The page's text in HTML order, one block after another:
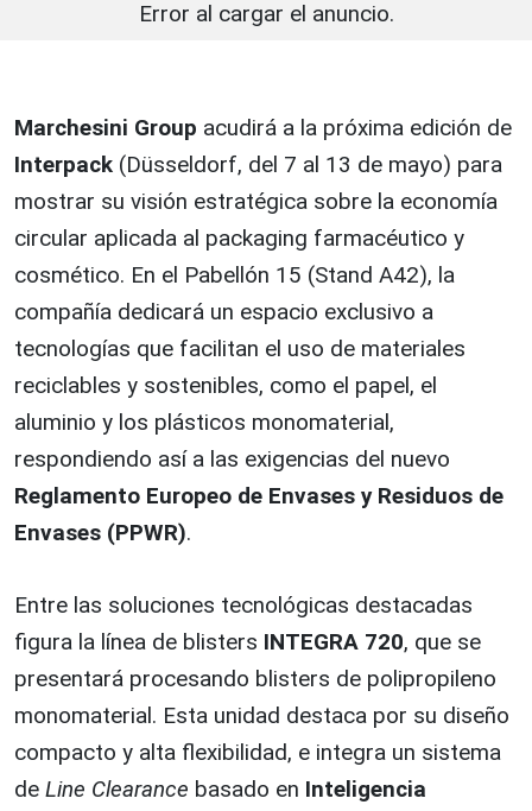
Error al cargar el anuncio.
Marchesini Group acudirá a la próxima edición de
Interpack (Düsseldorf, del 7 al 13 de mayo) para
mostrar su visión estratégica sobre la economía
circular aplicada al packaging farmacéutico y
cosmético. En el Pabellón 15 (Stand A42), la
compañía dedicará un espacio exclusivo a
tecnologías que facilitan el uso de materiales
reciclables y sostenibles, como el papel, el
aluminio y los plásticos monomaterial,
respondiendo así a las exigencias del nuevo
Reglamento Europeo de Envases y Residuos de
Envases (PPWR).
Entre las soluciones tecnológicas destacadas
figura la línea de blisters INTEGRA 720, que se
presentará procesando blisters de polipropileno
monomaterial. Esta unidad destaca por su diseño
compacto y alta flexibilidad, e integra un sistema
de Line Clearance basado en Inteligencia